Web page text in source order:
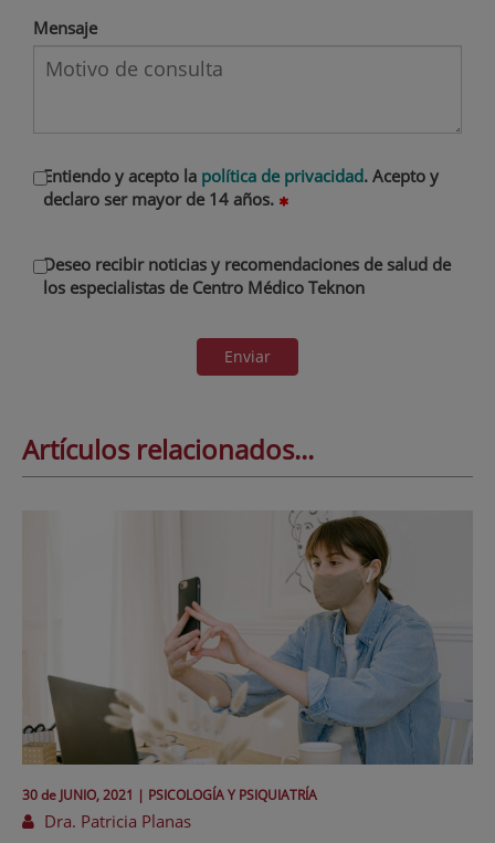
Mensaje
Entiendo y acepto la política de privacidad. Acepto y
declaro ser mayor de 14 años.
Deseo recibir noticias y recomendaciones de salud de
los especialistas de Centro Médico Teknon
Enviar
Artículos relacionados...
30 de JUNIO, 2021 | PSICOLOGÍA Y PSIQUIATRÍA
Dra. Patricia Planas